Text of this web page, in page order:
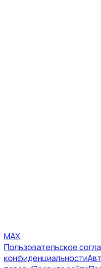
MAX
Пользовательское
конфиденциальности